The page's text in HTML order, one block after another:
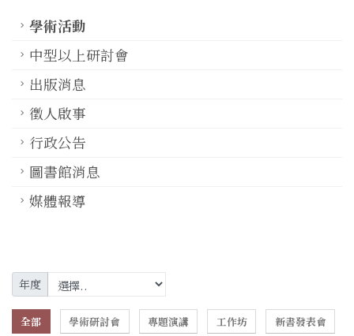
學術活動
中型以上研討會
出版消息
徵人啟事
行政公告
圖書館消息
媒體報導
年度
全部 學術研討會 專題演講 工作坊 新書發表會